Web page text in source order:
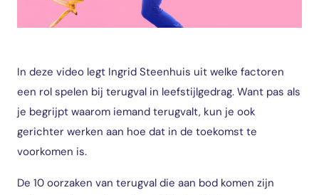
In deze video legt Ingrid Steenhuis uit welke factoren
een rol spelen bij terugval in leefstijlgedrag. Want pas als
je begrijpt waarom iemand terugvalt, kun je ook
gerichter werken aan hoe dat in de toekomst te
voorkomen is.
De 10 oorzaken van terugval die aan bod komen zijn